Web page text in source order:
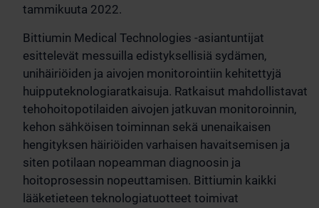
tammikuuta 2022.
Bittiumin Medical Technologies -asiantuntijat
esittelevät messuilla edistyksellisiä sydämen,
unihäiriöiden ja aivojen monitorointiin kehitettyjä
huipputeknologiaratkaisuja. Ratkaisut mahdollistavat
tehohoitopotilaiden aivojen jatkuvan monitoroinnin,
kehon sähköisen toiminnan sekä unenaikaisen
hengityksen häiriöiden varhaisen havaitsemisen ja
siten potilaan nopeamman diagnoosin ja
hoitoprosessin nopeuttamisen. Bittiumin kaikki
lääketieteen teknologiatuotteet toimivat